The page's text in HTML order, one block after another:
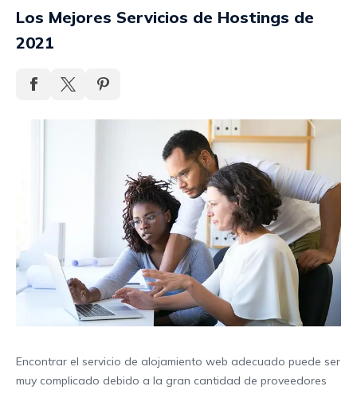
Los Mejores Servicios de Hostings de
2021
Encontrar el servicio de alojamiento web adecuado puede ser
muy complicado debido a la gran cantidad de proveedores